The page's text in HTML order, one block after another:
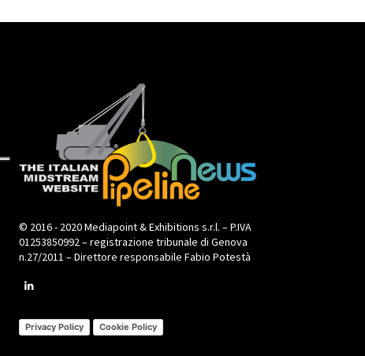
© 2016 - 2020 Mediapoint & Exhibitions s.r.l. – P.IVA
01253850992 – registrazione tribunale di Genova
n.27/2011 – Direttore responsabile Fabio Potestà
Privacy Policy Cookie Policy